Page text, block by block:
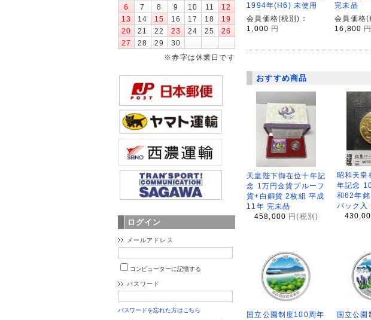
1994年(H6) 未使用
会員価格(税別)：
1,000 円
完未品
会員価格(
16,800 円
おすすめ商品
天皇陛下御在位十年記
念 1万円金貨プルーフ
貨+白銅貨 2枚組 平成
11年 完未品
458,000 円(税別)
昭和天皇
年記念
和62年
パック入
国立公園制度100周年
国立公
6
7 8 9 10 11
12
13
14 15 16 17 18
19
20
21 22 23 24 25
26
27
28 29
30
※赤字は休業日です
ログイン
メールアドレス
コンピューターに記憶する
パスワード
パスワードを忘れた方はこちら